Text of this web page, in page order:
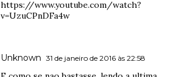
https://www.youtube.com/watch?
v=UzuCPnDFa4w
Unknown 31 de janeiro de 2016 às 22:58